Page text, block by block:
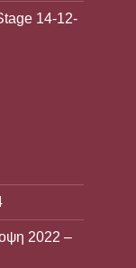
14-12-
2022 –